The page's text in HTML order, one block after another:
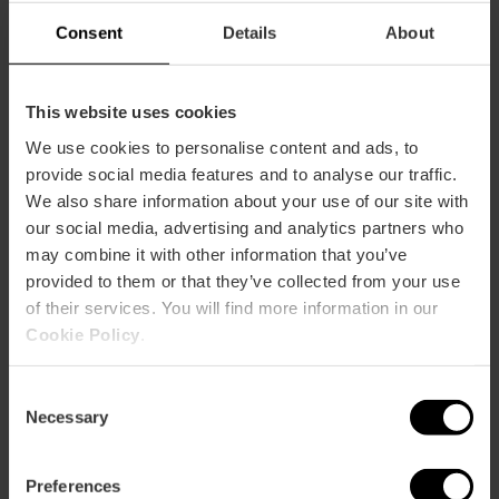
Consent Details About
This website uses cookies
We use cookies to personalise content and ads, to
provide social media features and to analyse our traffic.
We also share information about your use of our site with
our social media, advertising and analytics partners who
may combine it with other information that you’ve
provided to them or that they’ve collected from your use
of their services. You will find more information in our
Cookie Policy
Selection
Necessary
Preferences
Compres
Agència de viatges
Joieria
Mercat
Òptica
Botiga d’alimentació
Botiga de roba
Botiga de souvenirs
Oci
Arts escèniques